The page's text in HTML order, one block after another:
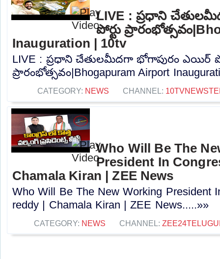
LIVE : ప్రధాని
పోర్టు
Inauguration | 10tv
LIVE : ప్రధాని చేతులమీదగా భోగాపురం ఎయిర్
ప్రారంభోత్సవం|Bhogapuram Airport
CATEGORY: NEWS CHANNEL:
Who Will Be The
President In
Chamala Kiran | ZEE News
Who Will Be The New Working President
reddy | Chamala Kiran | ZEE News.....»»
CATEGORY: NEWS CHANNEL: